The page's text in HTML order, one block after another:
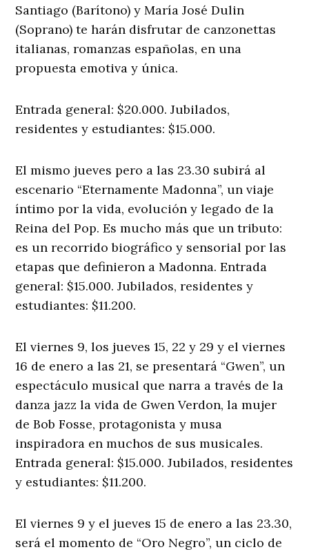
Santiago (Barítono) y María José Dulin
(Soprano) te harán disfrutar de canzonettas
italianas, romanzas españolas, en una
propuesta emotiva y única.
Entrada general: $20.000. Jubilados,
residentes y estudiantes: $15.000.
El mismo jueves pero a las 23.30 subirá al
escenario “Eternamente Madonna”, un viaje
íntimo por la vida, evolución y legado de la
Reina del Pop. Es mucho más que un tributo:
es un recorrido biográfico y sensorial por las
etapas que definieron a Madonna. Entrada
general: $15.000. Jubilados, residentes y
estudiantes: $11.200.
El viernes 9, los jueves 15, 22 y 29 y el viernes
16 de enero a las 21, se presentará “Gwen”, un
espectáculo musical que narra a través de la
danza jazz la vida de Gwen Verdon, la mujer
de Bob Fosse, protagonista y musa
inspiradora en muchos de sus musicales.
Entrada general: $15.000. Jubilados, residentes
y estudiantes: $11.200.
El viernes 9 y el jueves 15 de enero a las 23.30,
será el momento de “Oro Negro”, un ciclo de